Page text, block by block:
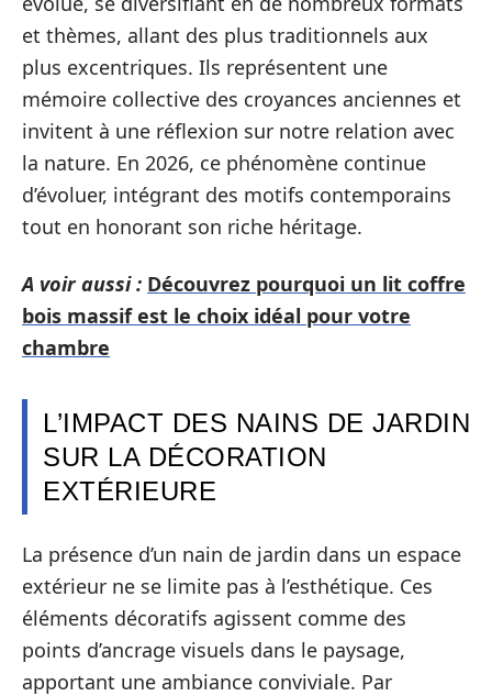
et thèmes, allant des plus traditionnels aux
plus excentriques. Ils représentent une
mémoire collective des croyances anciennes et
invitent à une réflexion sur notre relation avec
la nature. En 2026, ce phénomène continue
d’évoluer, intégrant des motifs contemporains
tout en honorant son riche héritage.
A voir aussi : Découvrez pourquoi un lit coffre
bois massif est le choix idéal pour votre
chambre
L’IMPACT DES NAINS DE JARDIN
SUR LA DÉCORATION
EXTÉRIEURE
La présence d’un nain de jardin dans un espace
extérieur ne se limite pas à l’esthétique. Ces
éléments décoratifs agissent comme des
points d’ancrage visuels dans le paysage,
apportant une ambiance conviviale. Par